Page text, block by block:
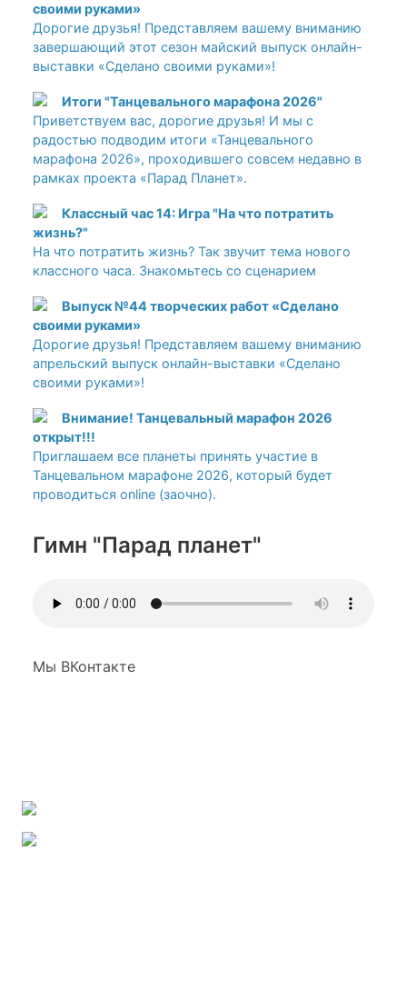
своими руками»
Дорогие друзья! Представляем вашему вниманию
завершающий этот сезон майский выпуск онлайн-
выставки «Сделано своими руками»!
Итоги "Танцевального марафона 2026"
Приветствуем вас, дорогие друзья! И мы с
радостью подводим итоги «Танцевального
марафона 2026», проходившего совсем недавно в
рамках проекта «Парад Планет».
Классный час 14: Игра "На что потратить
жизнь?"
На что потратить жизнь? Так звучит тема нового
классного часа. Знакомьтесь со сценарием
Выпуск №44 творческих работ «Сделано
своими руками»
Дорогие друзья! Представляем вашему вниманию
апрельский выпуск онлайн-выставки «Сделано
своими руками»!
Внимание! Танцевальный марафон 2026
открыт!!!
Приглашаем все планеты принять участие в
Танцевальном марафоне 2026, который будет
проводиться online (заочно).
Гимн "Парад планет"
Мы ВКонтакте